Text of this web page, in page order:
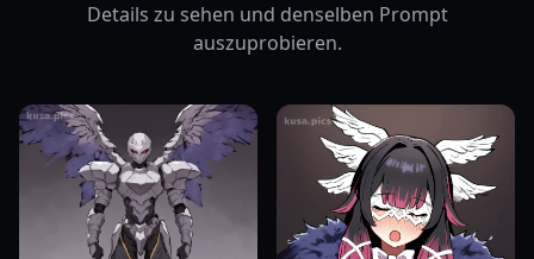
Details zu sehen und denselben Prompt
auszuprobieren.